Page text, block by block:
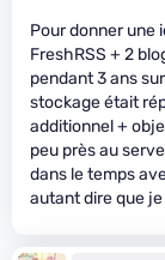
Pour donner une
FreshRSS + 2
pendant 3 ans
stockage était
additionnel +
peu près au
dans le temps
autant dire que